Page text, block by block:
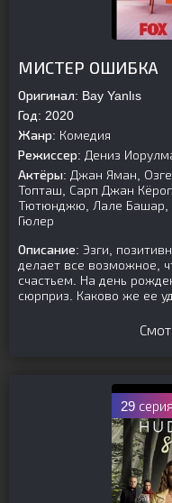
МИСТЕР ОШИБКА
Оригинал: Bay Yanlıs
Год: 2020
Жанр: Комедия
Режиссер: Дениз
Актёры: Джан Яман,
Топташ, Сарп Джан
Тютюнджю, Лале Башар,
Гюлер
Описание: Эзги,
делает все возможное,
счастьем. На день
сюрприз. Каково же ее
29 серия